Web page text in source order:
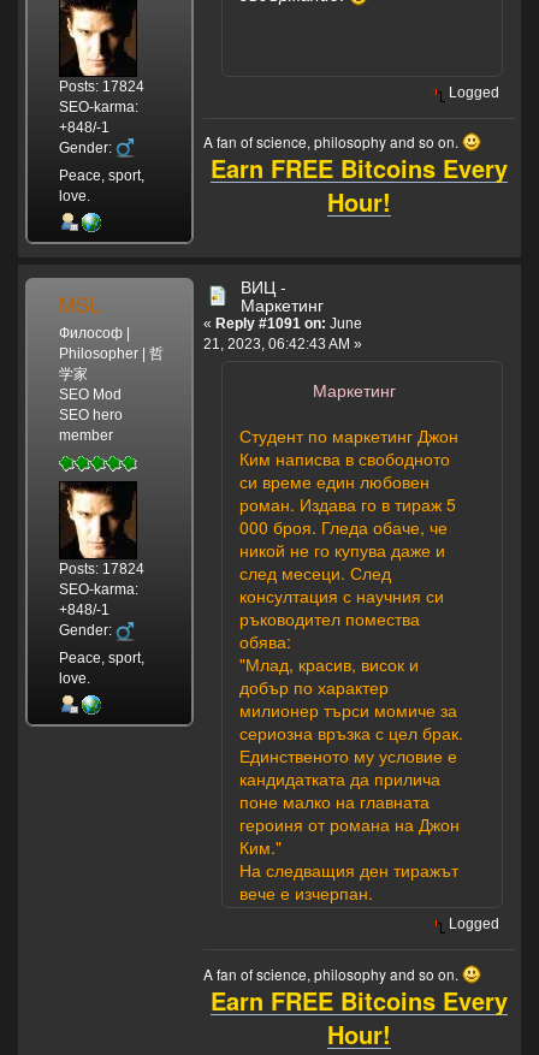
Posts: 17824
SEO-karma:
+848/-1
Gender:
Peace, sport,
love.
Logged
A fan of science, philosophy and so on.
Earn FREE Bitcoins Every
Hour!
MSL
Философ |
Philosopher | 哲
学家
SEO Mod
SEO hero
member
Posts: 17824
SEO-karma:
+848/-1
Gender:
Peace, sport,
love.
ВИЦ -
Маркетинг
« Reply #1091 on: June
21, 2023, 06:42:43 AM »
Маркетинг
Студент по маркетинг Джон
Ким написва в свободното
си време един любовен
роман. Издава го в тираж 5
000 броя. Гледа обаче, че
никой не го купува даже и
след месеци. След
консултация с научния си
ръководител помества
обява:
"Млад, красив, висок и
добър по характер
милионер търси момиче за
сериозна връзка с цел брак.
Единственото му условие е
кандидатката да прилича
поне малко на главната
героиня от романа на Джон
Ким."
На следващия ден тиражът
вече е изчерпан.
Logged
A fan of science, philosophy and so on.
Earn FREE Bitcoins Every
Hour!